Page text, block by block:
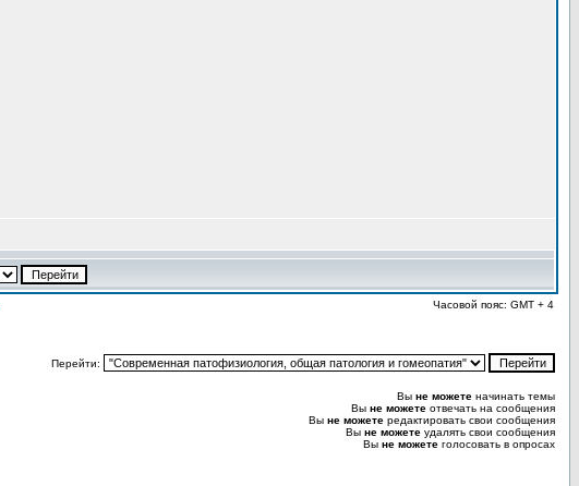
Часовой пояс: GMT + 4
Перейти:
Вы не можете начинать темы
Вы не можете отвечать на сообщения
Вы не можете редактировать свои сообщения
Вы не можете удалять свои сообщения
Вы не можете голосовать в опросах